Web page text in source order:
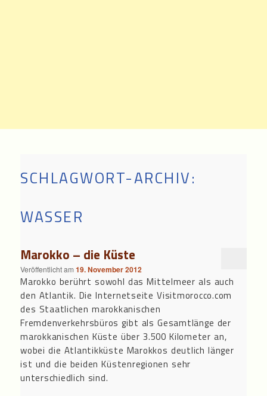
SCHLAGWORT-ARCHIV:
WASSER
Marokko – die Küste
Veröffentlicht am19. November 2012
Marokko berührt sowohl das Mittelmeer als auch
den Atlantik. Die Internetseite Visitmorocco.com
des Staatlichen marokkanischen
Fremdenverkehrsbüros gibt als Gesamtlänge der
marokkanischen Küste über 3.500 Kilometer an,
wobei die Atlantikküste Marokkos deutlich länger
ist und die beiden Küstenregionen sehr
unterschiedlich sind.